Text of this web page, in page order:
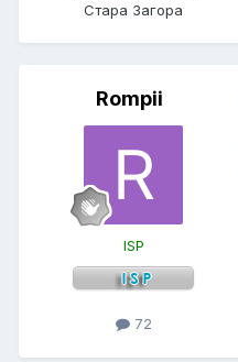
Стара Загора
Rompii
ISP
72